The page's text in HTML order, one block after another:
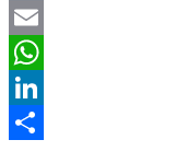
Twitter
Email
WhatsApp
LinkedIn